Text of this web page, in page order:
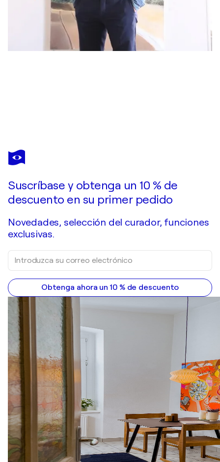
JACQUES LEGREZ
CHACUN SAIT
Suscríbase y obtenga un 10 % de
descuento en su primer pedido
Novedades, selección del curador, funciones
exclusivas.
Obtenga ahora un 10 % de descuento